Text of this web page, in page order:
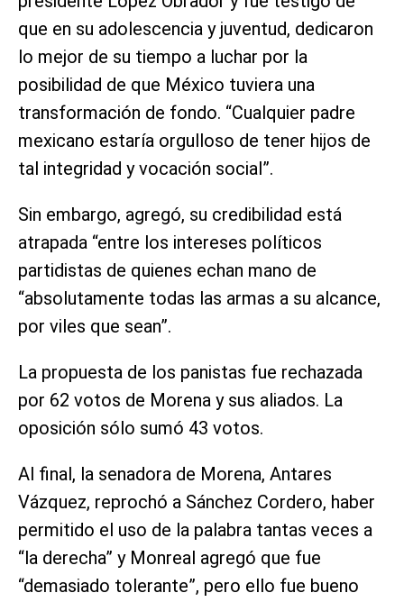
que en su adolescencia y juventud, dedicaron
lo mejor de su tiempo a luchar por la
posibilidad de que México tuviera una
transformación de fondo. “Cualquier padre
mexicano estaría orgulloso de tener hijos de
tal integridad y vocación social”.
Sin embargo, agregó, su credibilidad está
atrapada “entre los intereses políticos
partidistas de quienes echan mano de
“absolutamente todas las armas a su alcance,
por viles que sean”.
La propuesta de los panistas fue rechazada
por 62 votos de Morena y sus aliados. La
oposición sólo sumó 43 votos.
Al final, la senadora de Morena, Antares
Vázquez, reprochó a Sánchez Cordero, haber
permitido el uso de la palabra tantas veces a
“la derecha” y Monreal agregó que fue
“demasiado tolerante”, pero ello fue bueno